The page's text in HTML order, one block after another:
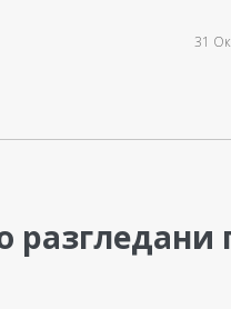
31
разгледани